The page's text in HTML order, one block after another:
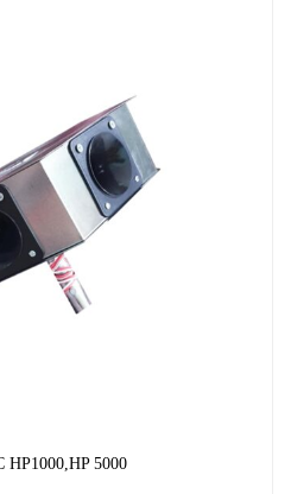
5000